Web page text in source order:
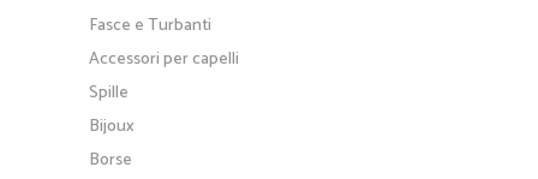
Fasce e Turbanti
Accessori per capelli
Spille
Bijoux
Borse